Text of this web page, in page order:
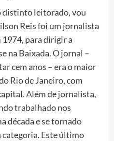
distinto leitorado, vou
Reis foi um jornalista
1974, para dirigir a
na Baixada. O jornal –
cem anos – era o maior
Rio de Janeiro, com
Além de jornalista,
trabalhado nos
década e se tornado
Este último